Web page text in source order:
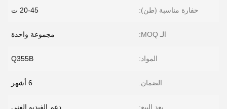
حفارة مناسبة (طن): 20-45 ت
الـ MOQ: مجموعة واحدة
المواد: Q355B
الضمان: 6 أشهر
بعد البيع: دعم الفيديو الفني